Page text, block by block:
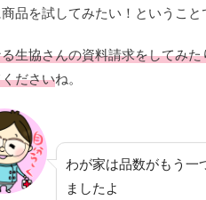
品を試してみたい！ということ
生協さんの資料請求をしてみ
ださいね。
わが家は品数がもう一
ましたよ